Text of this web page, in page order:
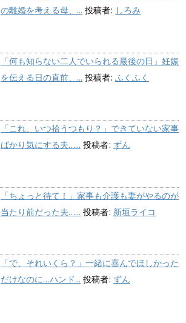
の離婚を考える母、... 投稿者: しろみ
「何も知らない二人でいられる最後の日」妊娠
を伝える日の直前、... 投稿者: ふくふく
「これ、いつ拾うつもり？」できていない家事
ばかり気にする夫…... 投稿者: ずん
「ちょっと待て！」家事も介護も妻がやるのが
当たり前だった夫…... 投稿者: 新垣ライコ
「で、それいくら？」一緒に喜んでほしかった
だけなのに…ハンド... 投稿者: ずん